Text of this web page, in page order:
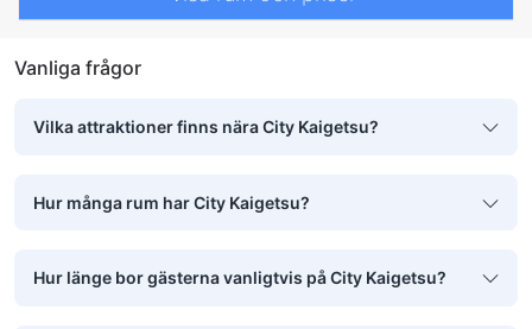
Vanliga frågor
Vilka attraktioner finns nära City Kaigetsu?
Hur många rum har City Kaigetsu?
Hur länge bor gästerna vanligtvis på City Kaigetsu?